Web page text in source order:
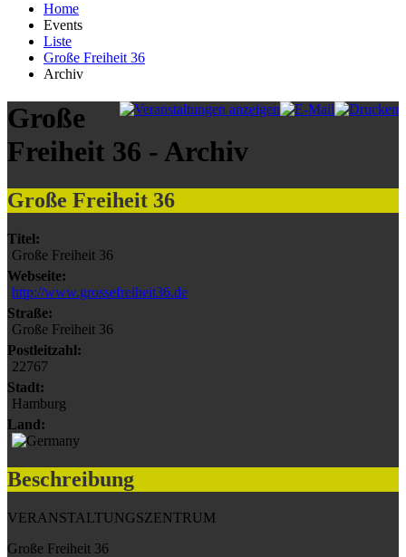
Home
Events
Liste
Große Freiheit 36
Archiv
Große
Freiheit 36 - Archiv
Große Freiheit 36
Titel:
Große Freiheit 36
Webseite:
http://www.grossefreiheit36.de
Straße:
Große Freiheit 36
Postleitzahl:
22767
Stadt:
Hamburg
Land:
Beschreibung
VERANSTALTUNGSZENTRUM
Große Freiheit 36